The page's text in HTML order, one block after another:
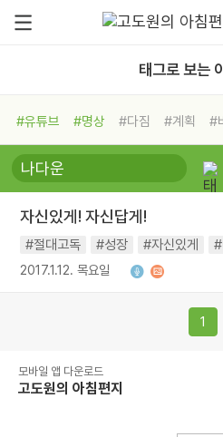
태그로 보는
#유튜브 #명상 #다짐 #계획 #
#비전캠프
#독서캠프 #삶
#희망
#나눔 #친구 #링컨학교
#독서
#건강 #면역력
자신있게! 자신답게!
#절대고독 #성장 #자신있게
2017.1.12. 목요일
1
모바일 앱 다운로드
고도원의 아침편지